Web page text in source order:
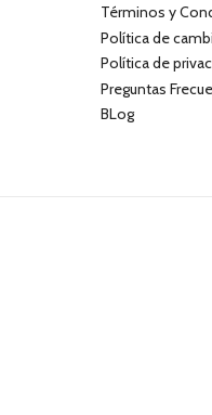
Términos y
Política de
Política de
Preguntas
BLog